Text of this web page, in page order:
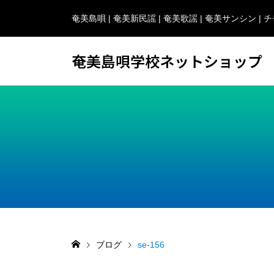
奄美島唄 | 奄美新民謡 | 奄美歌謡 | 奄美サンシン |
奄美島唄学校ネットショップ
ブログ se-156